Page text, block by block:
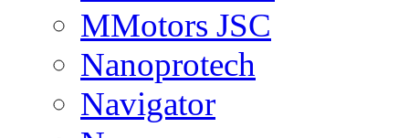
MMotors JSC
Nanoprotech
Navigator